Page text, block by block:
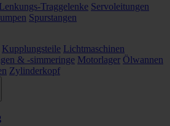
Lenkungs-Traggelenke Servoleitungen
Spurstangen
Kupplungsteile Lichtmaschinen
& -simmeringe Motorlager Ölwannen
Zylinderkopf